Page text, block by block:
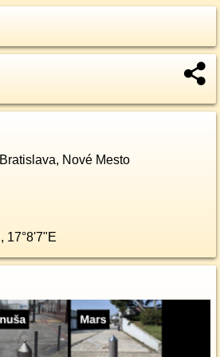
Bratislava, Nové Mesto
, 17°8'7"E